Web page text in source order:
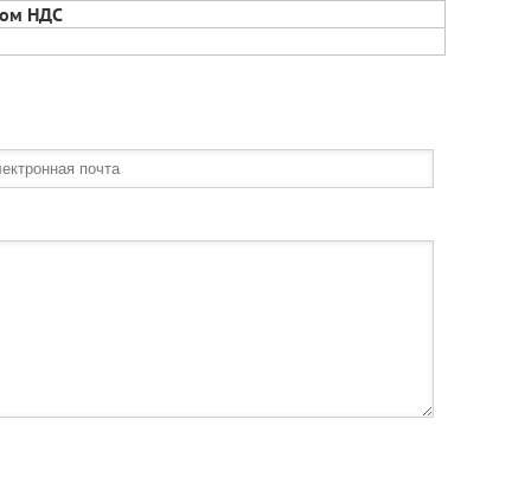
НДС